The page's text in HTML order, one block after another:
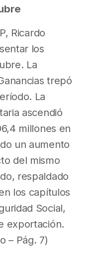
Ricardo
los
La
trepó
La
ascendió
millones en
un aumento
del mismo
respaldado
los capítulos
Social,
exportación.
– Pág. 7)